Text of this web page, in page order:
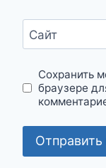
Сайт
Сохранить
браузере